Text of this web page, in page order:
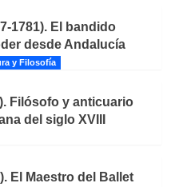
1781). El bandido
desde Andalucía
y Filosofía
Filósofo y anticuario
del siglo XVIII
El Maestro del Ballet